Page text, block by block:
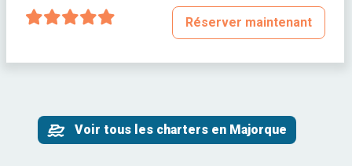
Réserver maintenant
Voir tous les charters en Majorque